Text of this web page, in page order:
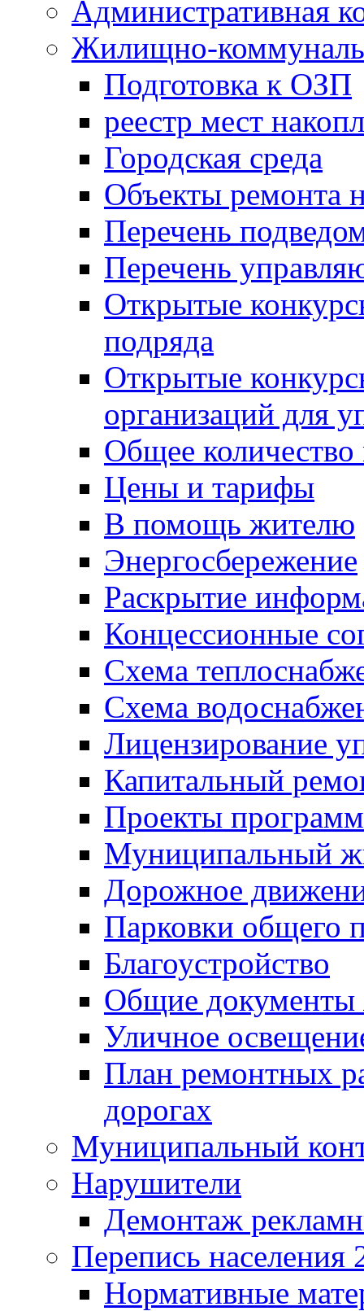
Административная
Жилищно-
Подготовка к ОЗП
реестр мест
Городская среда
Объекты ремонта
Перечень
Перечень
Открытые
подряда
Открытые
организаций для
Общее
Цены и тарифы
В помощь жителю
Энергосбережение
Раскрытие
Концессионные
Схема
Схема
Лицензирование
Капитальный
Проекты программ
Муниципальный
Дорожное
Парковки общего
Благоустройство
Общие
Уличное
План ремонтных
дорогах
Муниципальный
Нарушители
Демонтаж
Перепись населения
Нормативные